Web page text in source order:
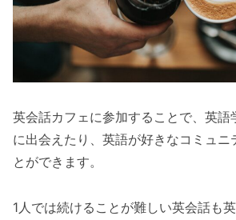
英会話カフェに参加することで、英語
に出会えたり、英語が好きなコミュニ
とができます。
1人では続けることが難しい英会話も